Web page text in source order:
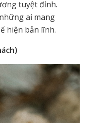
tuyệt đỉnh.
ai mang
hiện bản lĩnh.